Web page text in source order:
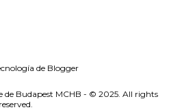
de Blogger
de Budapest MCHB - © 2025. All rights
reserved.